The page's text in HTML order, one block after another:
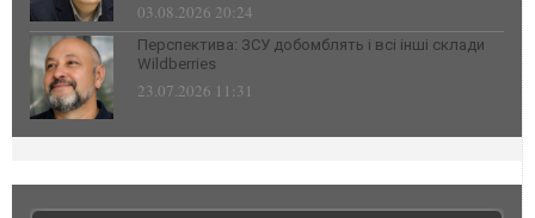
03.08.2026 20:24
Перспектива: ЗСУ добомблять і всі інші склади
Wildberries
23.07.2026 11:31